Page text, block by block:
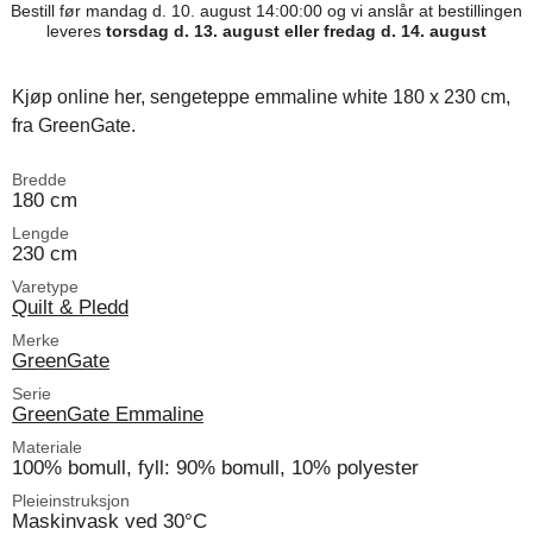
Bestill før mandag d. 10. august 14:00:00 og vi anslår at bestillingen
leveres torsdag d. 13. august eller fredag d. 14. august
Kjøp online her, sengeteppe emmaline white 180 x 230 cm,
fra GreenGate.
Bredde
180 cm
Lengde
230 cm
Varetype
Quilt & Pledd
Merke
GreenGate
Serie
GreenGate Emmaline
Materiale
100% bomull, fyll: 90% bomull, 10% polyester
Pleieinstruksjon
Maskinvask ved 30°C